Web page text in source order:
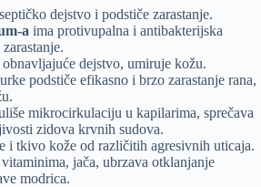
dejstvo i podstiče zarastanje.
a ima protivupalna i antibakterijska
dejstvo, umiruje kožu.
podstiče efikasno i brzo zarastanje rana,
mikrocirkulaciju u kapilarima, sprečava
zidova krvnih sudova.
i tkivo kože od različitih agresivnih uticaja.
vitaminima, jača, ubrzava otklanjanje
modrica.